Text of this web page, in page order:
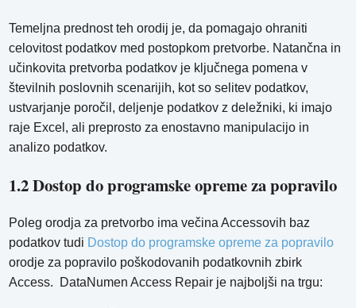
Temeljna prednost teh orodij je, da pomagajo ohraniti
celovitost podatkov med postopkom pretvorbe. Natančna in
učinkovita pretvorba podatkov je ključnega pomena v
številnih poslovnih scenarijih, kot so selitev podatkov,
ustvarjanje poročil, deljenje podatkov z deležniki, ki imajo
raje Excel, ali preprosto za enostavno manipulacijo in
analizo podatkov.
1.2 Dostop do programske opreme za popravilo
Poleg orodja za pretvorbo ima večina Accessovih baz
podatkov tudi Dostop do programske opreme za popravilo
orodje za popravilo poškodovanih podatkovnih zbirk
Access. DataNumen Access Repair je najboljši na trgu: